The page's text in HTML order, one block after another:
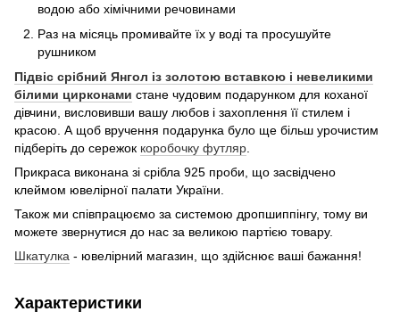
водою або хімічними речовинами
Раз на місяць промивайте їх у воді та просушуйте
рушником
Підвіс срібний Янгол із золотою вставкою і невеликими
білими цирконами стане чудовим подарунком для коханої
дівчини, висловивши вашу любов і захоплення її стилем і
красою. А щоб вручення подарунка було ще більш урочистим
підберіть до сережок коробочку футляр.
Прикраса виконана зі срібла 925 проби, що засвідчено
клеймом ювелірної палати України.
Також ми співпрацюємо за системою дропшиппінгу, тому ви
можете звернутися до нас за великою партією товару.
Шкатулка - ювелірний магазин, що здійснює ваші бажання!
Характеристики